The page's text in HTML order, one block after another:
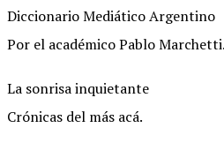
Diccionario Mediático Argentino
Por el académico Pablo
La sonrisa inquietante
Crónicas del más acá.